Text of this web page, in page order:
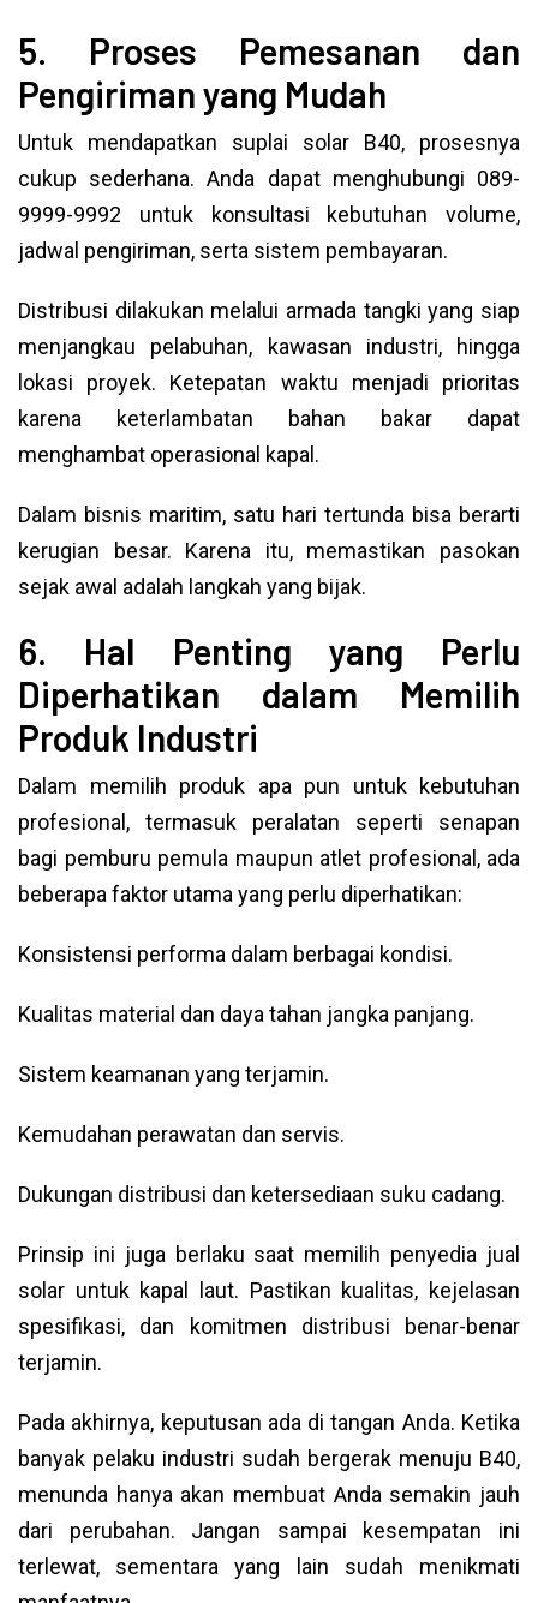
5. Proses Pemesanan dan
Pengiriman yang Mudah
Untuk mendapatkan suplai solar B40, prosesnya
cukup sederhana. Anda dapat menghubungi 089-
9999-9992 untuk konsultasi kebutuhan volume,
jadwal pengiriman, serta sistem pembayaran.
Distribusi dilakukan melalui armada tangki yang siap
menjangkau pelabuhan, kawasan industri, hingga
lokasi proyek. Ketepatan waktu menjadi prioritas
karena keterlambatan bahan bakar dapat
menghambat operasional kapal.
Dalam bisnis maritim, satu hari tertunda bisa berarti
kerugian besar. Karena itu, memastikan pasokan
sejak awal adalah langkah yang bijak.
6. Hal Penting yang Perlu
Diperhatikan dalam Memilih
Produk Industri
Dalam memilih produk apa pun untuk kebutuhan
profesional, termasuk peralatan seperti senapan
bagi pemburu pemula maupun atlet profesional, ada
beberapa faktor utama yang perlu diperhatikan:
Konsistensi performa dalam berbagai kondisi.
Kualitas material dan daya tahan jangka panjang.
Sistem keamanan yang terjamin.
Kemudahan perawatan dan servis.
Dukungan distribusi dan ketersediaan suku cadang.
Prinsip ini juga berlaku saat memilih penyedia jual
solar untuk kapal laut. Pastikan kualitas, kejelasan
spesifikasi, dan komitmen distribusi benar-benar
terjamin.
Pada akhirnya, keputusan ada di tangan Anda. Ketika
banyak pelaku industri sudah bergerak menuju B40,
menunda hanya akan membuat Anda semakin jauh
dari perubahan. Jangan sampai kesempatan ini
terlewat, sementara yang lain sudah menikmati